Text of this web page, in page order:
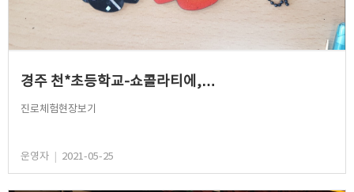
경주 천*초등학교-쇼콜라티에,…
진로체험현장보기
운영자 2021-05-25